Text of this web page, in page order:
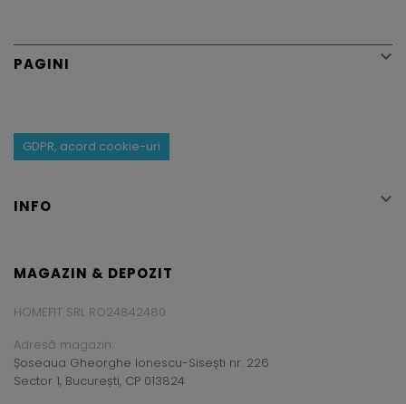
PAGINI 
GDPR, acord cookie-uri
INFO 
MAGAZIN & DEPOZIT
HOMEFIT SRL RO24842480
Adresă magazin:
Șoseaua Gheorghe Ionescu-Sisești nr. 226
Sector 1, București, CP 013824